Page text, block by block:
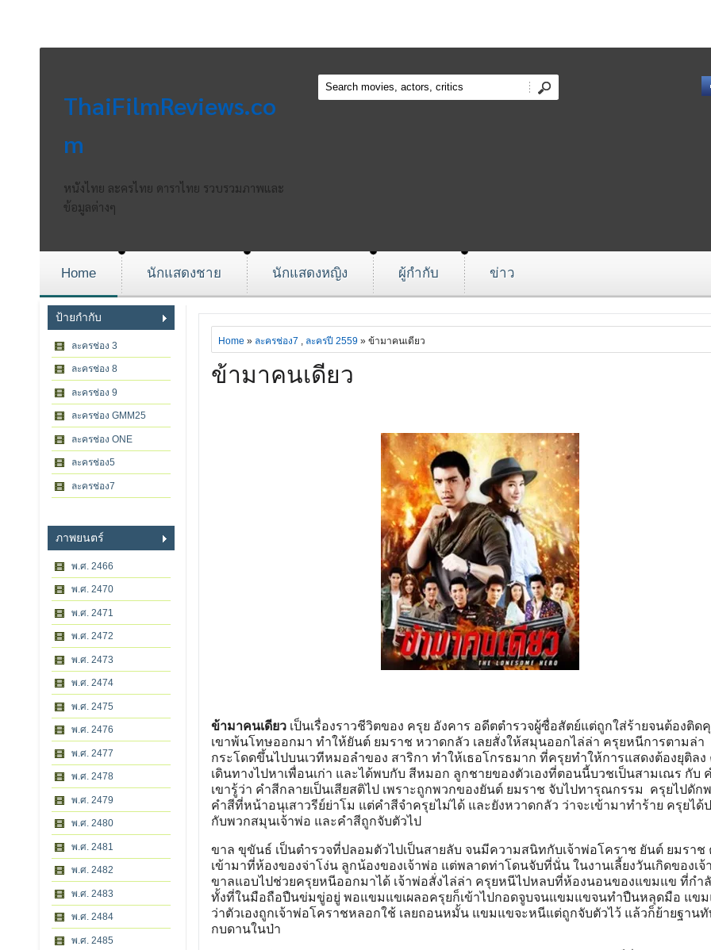
ThaiFilmReviews.co
m
หนังไทย ละครไทย ดาราไทย รวบรวมภาพและ
ข้อมูลต่างๆ
Home นักแสดงชาย นักแสดงหญิง ผู้กำกับ ข่าว
ป้ายกำกับ
ละครช่อง 3
ละครช่อง 8
ละครช่อง 9
ละครช่อง GMM25
ละครช่อง ONE
ละครช่อง5
ละครช่อง7
ภาพยนตร์
พ.ศ. 2466
พ.ศ. 2470
พ.ศ. 2471
พ.ศ. 2472
พ.ศ. 2473
พ.ศ. 2474
พ.ศ. 2475
พ.ศ. 2476
พ.ศ. 2477
พ.ศ. 2478
พ.ศ. 2479
พ.ศ. 2480
พ.ศ. 2481
พ.ศ. 2482
พ.ศ. 2483
พ.ศ. 2484
พ.ศ. 2485
Home » ละครช่อง7 , ละครปี 2559» ข้ามาคนเดียว
ข้ามาคนเดียว
ข้ามาคนเดียวเป็นเรื่องราวชีวิตของ ครุย อังคาร อดีตตำรวจผู้ซื่อสัตย์แต่ถูกใส่ร้ายจนต้องติด
เขาพ้นโทษออกมา ทำให้ยันต์ ยมราช หวาดกลัว เลยสั่งให้สมุนออกไล่ล่า ครุยหนีการตามล่า
กระโดดขึ้นไปบนเวทีหมอลำของ สาริกา ทำให้เธอโกรธมาก ที่ครุยทำให้การแสดงต้องยุติลง
เดินทางไปหาเพื่อนเก่า และได้พบกับ สีหมอก ลูกชายของตัวเองที่ตอนนี้บวชเป็นสามเณร กับ
เขารู้ว่า คำสีกลายเป็นเสียสติไป เพราะถูกพวกของยันต์ ยมราช จับไปทารุณกรรม ครุยไปดัก
คำสีที่หน้าอนุเสาวรีย์ย่าโม แต่คำสีจำครุยไม่ได้ และยังหวาดกลัว ว่าจะเข้ามาทำร้าย ครุยได้
กับพวกสมุนเจ้าพ่อ และคำสีถูกจับตัวไป
ขาล ขุขันธ์ เป็นตำรวจที่ปลอมตัวไปเป็นสายลับ จนมีความสนิทกับเจ้าพ่อโคราช ยันต์ ยมราช
เข้ามาที่ห้องของจ่าโง่น ลูกน้องของเจ้าพ่อ แต่พลาดท่าโดนจับที่นั่น ในงานเลี้ยงวันเกิดของเจ้
ขาลแอบไปช่วยครุยหนีออกมาได้ เจ้าพ่อสั่งไล่ล่า ครุยหนีไปหลบที่ห้องนอนของแขมแข ที่กำ
ทั้งที่ในมือถือปืนข่มขู่อยู่ พอแขมแขเผลอครุยก็เข้าไปกอดจูบจนแขมแขจนทำปืนหลุดมือ แข
ว่าตัวเองถูกเจ้าพ่อโคราชหลอกใช้ เลยถอนหมั้น แขมแขจะหนีแต่ถูกจับตัวไว้ แล้วก็ย้ายฐานทั
กบดานในป่า